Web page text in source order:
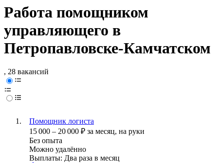
Работа помощником
управляющего в
Петропавловске-Камчатском
, 28 вакансий
Помощник логиста
15 000 – 20 000 ₽ за месяц, на руки
Без опыта
Можно удалённо
Выплаты: Два раза в месяц